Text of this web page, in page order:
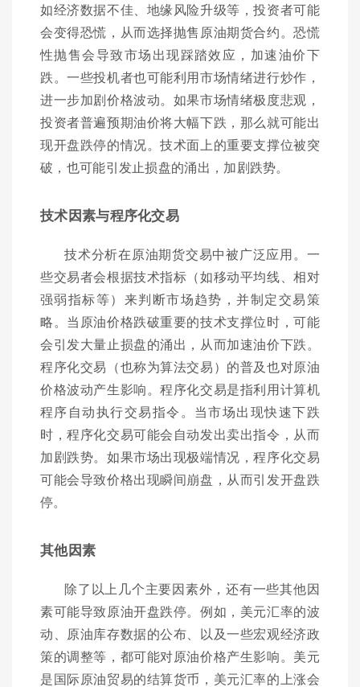
如经济数据不佳、地缘风险升级等，投资者可能
会变得恐慌，从而选择抛售原油期货合约。恐慌
性抛售会导致市场出现踩踏效应，加速油价下
跌。一些投机者也可能利用市场情绪进行炒作，
进一步加剧价格波动。如果市场情绪极度悲观，
投资者普遍预期油价将大幅下跌，那么就可能出
现开盘跌停的情况。技术面上的重要支撑位被突
破，也可能引发止损盘的涌出，加剧跌势。
技术因素与程序化交易
技术分析在原油期货交易中被广泛应用。一
些交易者会根据技术指标（如移动平均线、相对
强弱指标等）来判断市场趋势，并制定交易策
略。当原油价格跌破重要的技术支撑位时，可能
会引发大量止损盘的涌出，从而加速油价下跌。
程序化交易（也称为算法交易）的普及也对原油
价格波动产生影响。程序化交易是指利用计算机
程序自动执行交易指令。当市场出现快速下跌
时，程序化交易可能会自动发出卖出指令，从而
加剧跌势。如果市场出现极端情况，程序化交易
可能会导致价格出现瞬间崩盘，从而引发开盘跌
停。
其他因素
除了以上几个主要因素外，还有一些其他因
素可能导致原油开盘跌停。例如，美元汇率的波
动、原油库存数据的公布、以及一些宏观经济政
策的调整等，都可能对原油价格产生影响。美元
是国际原油贸易的结算货币，美元汇率的上涨会